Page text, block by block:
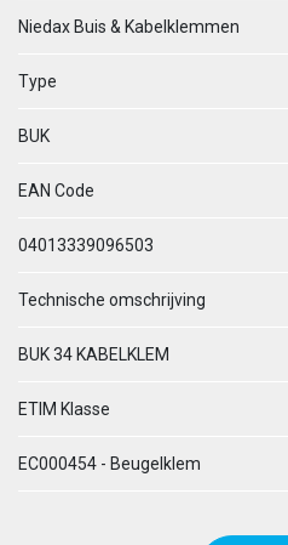
Niedax Buis & Kabelklemmen
Type
BUK
EAN Code
04013339096503
Technische omschrijving
BUK 34 KABELKLEM
ETIM Klasse
EC000454 - Beugelklem